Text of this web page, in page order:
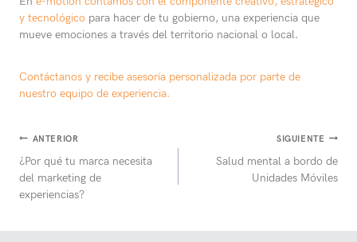
y tecnológico para hacer de tu gobierno, una experiencia que
mueve emociones a través del territorio nacional o local.
Contáctanos y recibe asesoría personalizada por parte de
nuestro equipo de experiencia.
Navegación
de
entradas
ANTERIOR
¿Por qué tu marca necesita
del marketing de
experiencias?
SIGUIENTE
Salud mental a bordo de
Unidades Móviles